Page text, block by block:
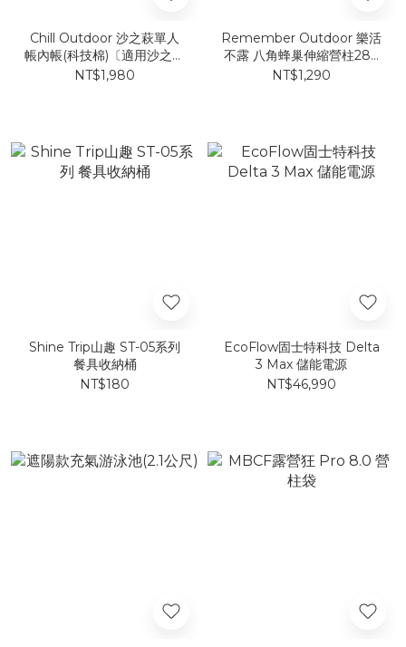
Chill Outdoor 沙之萩單人
帳內帳(科技棉)〔適用沙之萩
單人帳〕
NT$1,980
Remember Outdoor 樂活
不露 八角蜂巢伸縮營柱280
公分
NT$1,290
Shine Trip山趣 ST-05系列
餐具收納桶
NT$180
EcoFlow固士特科技 Delta
3 Max 儲能電源
NT$46,990